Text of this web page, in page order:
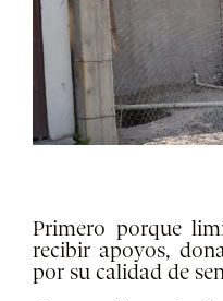
Primero porque
recibir apoyos,
por su calidad de